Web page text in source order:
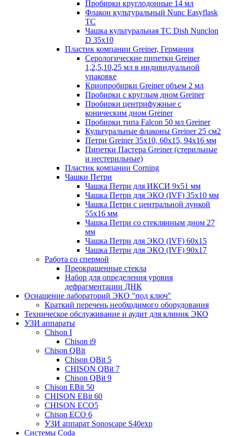
Пробирки круглодонные 14 мл
Флакон культуральный Nunc Easyflask
TC
Чашка культуральная TC Dish Nunclon
D 35x10
Пластик компании Greiner, Германия
Серологические пипетки Greiner
1,2,5,10,25 мл в индивидуальной
упаковке
Криопробирки Greiner объем 2 мл
Пробирки с круглым дном Greiner
Пробирки центрифужные с
коническим дном Greiner
Пробирки типа Falcon 50 мл Greiner
Культуральные флаконы Greiner 25 см2
Петри Greiner 35х10, 60х15, 94х16 мм
Пипетки Пастера Greiner (стерильные
и нестерильные)
Пластик компании Corning
Чашки Петри
Чашка Петри для ИКСИ 9x51 мм
Чашка Петри для ЭКО (IVF) 35x10 мм
Чашка Петри с центральной лункой
55x16 мм
Чашка Петри со стеклянным дном 27
мм
Чашка Петри для ЭКО (IVF) 60х15
Чашка Петри для ЭКО (IVF) 90х17
Работа со спермой
Преокрашенные стекла
Набор для определения уровня
дефрагментации ДНК
Оснащение лабораторий ЭКО "под ключ"
Краткий перечень необходимого оборудования
Техническое обслуживание и аудит для клиник ЭКО
УЗИ аппараты
Chison I
Chison i9
Chison QBit
Chison QBit 5
CHISON QBit 7
Chison QBit 9
Chison EBit 50
CHISON EBit 60
CHISON ECO5
Chison ECO 6
УЗИ аппарат Sonoscape S40exp
Системы Coda